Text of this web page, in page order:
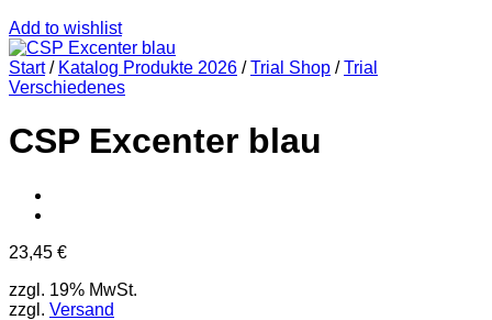
Add to wishlist
Start / Katalog Produkte 2026 / Trial Shop / Trial
Verschiedenes
CSP Excenter blau
23,45 €
zzgl. 19% MwSt.
zzgl. Versand